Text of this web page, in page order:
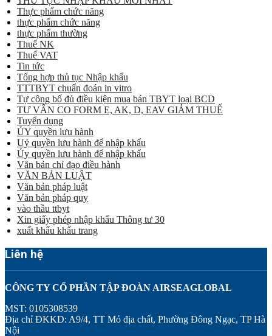
Thực phẩm chức năng
thực phẩm chức năng
thực phẩm thường
Thuế NK
Thuế VAT
Tin tức
Tổng hợp thủ tục Nhập khẩu
TTTBYT chuẩn đoán in vitro
Tự công bố đủ điều kiện mua bán TBYT loại BCD
TƯ VẤN CO FORM E, AK, D, EAV GIẢM THUẾ
Tuyển dụng
ỦY quyền lưu hành
Uỷ quyền lưu hành để nhập khẩu
Ủy quyền lưu hành để nhập khẩu
Văn bản chỉ đạo điều hành
VĂN BẢN LUẬT
Văn bản pháp luật
Văn bản pháp quy
vào thầu ttbyt
Xin giấy phép nhập khẩu Thông tư 30
xuất khẩu khẩu trang
Liên hệ
CÔNG TY CỔ PHẦN TẬP ĐOÀN AIRSEAGLOBAL
MST: 0105308539
Địa chỉ ĐKKD: A9/4, TT Mỏ địa chất, Phường Đông Ngạc, TP Hà
Nội